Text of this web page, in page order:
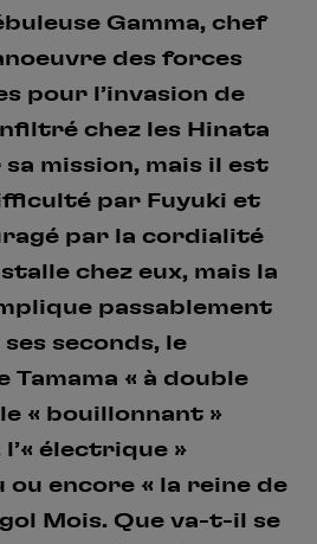
Gamma, chef
des forces
pour l’invasion de
infiltré chez les Hinata
mission, mais il est
par Fuyuki et
par la cordialité
chez eux, mais la
passablement
seconds, le
Tamama « à double
« bouillonnant »
électrique »
encore « la reine de
Mois. Que va-t-il se